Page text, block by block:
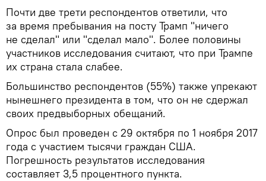
Почти две трети респондентов ответили, что
за время пребывания на посту Трамп "ничего
не сделал" или "сделал мало". Более половины
участников исследования считают, что при Трампе
их страна стала слабее.
Большинство респондентов (55%) также упрекают
нынешнего президента в том, что он не сдержал
своих предвыборных обещаний.
Опрос был проведен с 29 октября по 1 ноября 2017
года с участием тысячи граждан США.
Погрешность результатов исследования
составляет 3,5 процентного пункта.